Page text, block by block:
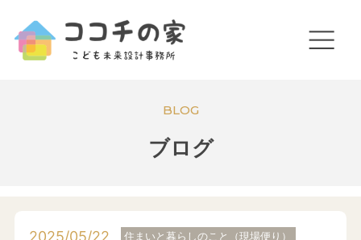
BLOG
ブログ
2025/05/22 住まいと暮らしのこと（現場便り）